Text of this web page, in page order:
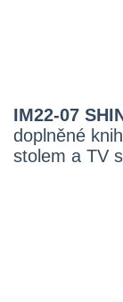
IM22-07
doplněné
stolem a TV